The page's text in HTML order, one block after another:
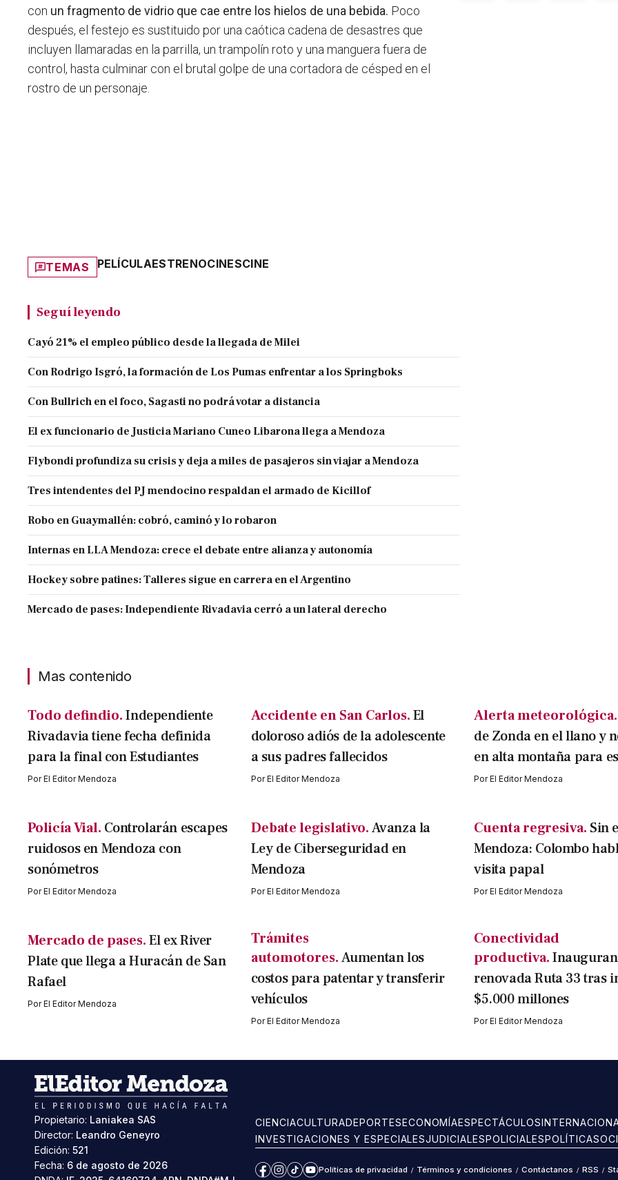
con un fragmento de vidrio que cae entre los hielos de una bebida. Poco
después, el festejo es sustituido por una caótica cadena de desastres que
incluyen llamaradas en la parrilla, un trampolín roto y una manguera fuera de
control, hasta culminar con el brutal golpe de una cortadora de césped en el
rostro de un personaje.
TEMAS PELÍCULAESTRENOCINESCINE
Seguí leyendo
Cayó 21% el empleo público desde la llegada de Milei
Con Rodrigo Isgró, la formación de Los Pumas enfrentar a los Springboks
Con Bullrich en el foco, Sagasti no podrá votar a distancia
El ex funcionario de Justicia Mariano Cuneo Libarona llega a Mendoza
Flybondi profundiza su crisis y deja a miles de pasajeros sin viajar a Mendoza
Tres intendentes del PJ mendocino respaldan el armado de Kicillof
Robo en Guaymallén: cobró, caminó y lo robaron
Internas en LLA Mendoza: crece el debate entre alianza y autonomía
Hockey sobre patines: Talleres sigue en carrera en el Argentino
Mercado de pases: Independiente Rivadavia cerró a un lateral derecho
Mas contenido
Todo defindio. Independiente
Rivadavia tiene fecha definida
para la final con Estudiantes
PorEl Editor Mendoza
Accidente en San Carlos.El
doloroso adiós de la adolescente
a sus padres fallecidos
PorEl Editor Mendoza
Alerta meteorológica.
de Zonda en el llano y
en alta montaña para
PorEl Editor Mendoza
Policía Vial. Controlarán escapes
ruidosos en Mendoza con
sonómetros
PorEl Editor Mendoza
Debate legislativo.Avanza la
Ley de Ciberseguridad en
Mendoza
PorEl Editor Mendoza
Cuenta regresiva. Sin
Mendoza: Colombo
visita papal
PorEl Editor Mendoza
Mercado de pases. El ex River
Plate que llega a Huracán de San
Rafael
PorEl Editor Mendoza
Trámites
automotores.Aumentan los
costos para patentar y transferir
vehículos
PorEl Editor Mendoza
Conectividad
productiva.
renovada Ruta 33 tras
$5.000 millones
PorEl Editor Mendoza
Propietario: Laniakea SAS
Director: Leandro Geneyro
Edición: 521
Fecha: 6 de agosto de 2026
CIENCIACULTURADEPORTESECONOMÍAESPECTÁCULOS
INVESTIGACIONES Y ESPECIALESJUDICIALESPOLICIALESPOLÍTICA
Facebook
Instagram
TikTokYouTube
Políticas de privacidad / Términos y condiciones / Contáctanos / RSS /